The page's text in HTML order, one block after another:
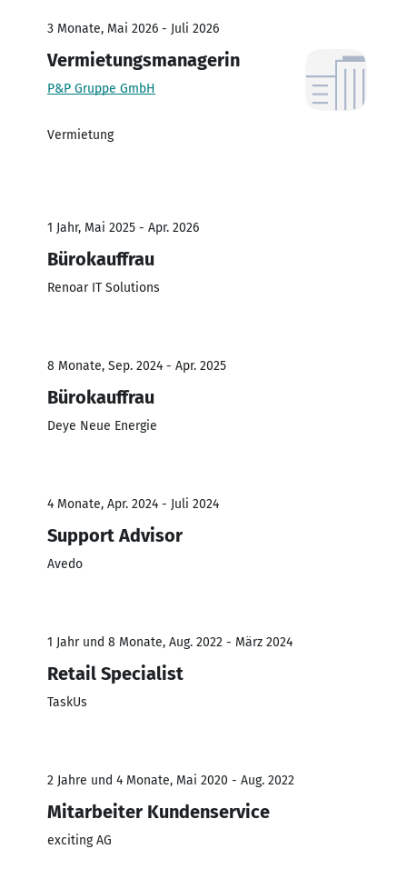
3 Monate, Mai 2026 - Juli 2026
Vermietungsmanagerin
P&P Gruppe GmbH
Vermietung
1 Jahr, Mai 2025 - Apr. 2026
Bürokauffrau
Renoar IT Solutions
8 Monate, Sep. 2024 - Apr. 2025
Bürokauffrau
Deye Neue Energie
4 Monate, Apr. 2024 - Juli 2024
Support Advisor
Avedo
1 Jahr und 8 Monate, Aug. 2022 - März 2024
Retail Specialist
TaskUs
2 Jahre und 4 Monate, Mai 2020 - Aug. 2022
Mitarbeiter Kundenservice
exciting AG